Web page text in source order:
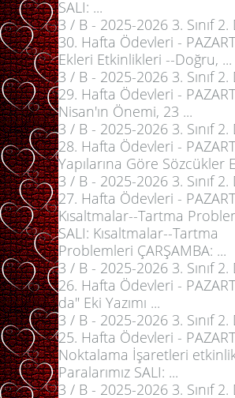
SALI: ...
3 / B - 2025-2026 3. Sınıf
30. Hafta Ödevleri -
Ekleri Etkinlikleri --Doğru, ...
3 / B - 2025-2026 3. Sınıf
29. Hafta Ödevleri -
Nisan'ın Önemi, 23 ...
3 / B - 2025-2026 3. Sınıf
28. Hafta Ödevleri -
Yapılarına Göre Sözcükler
3 / B - 2025-2026 3. Sınıf
27. Hafta Ödevleri -
Kısaltmalar--Tartma
SALI: Kısaltmalar--Tartma
Problemleri ÇARŞAMBA: ...
3 / B - 2025-2026 3. Sınıf
26. Hafta Ödevleri -
da" Eki Yazımı ...
3 / B - 2025-2026 3. Sınıf
25. Hafta Ödevleri -
Noktalama İşaretleri
Paralarımız SALI: ...
3 / B - 2025-2026 3. Sınıf